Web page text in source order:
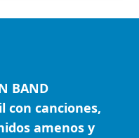
BAND
canciones,
amenos y